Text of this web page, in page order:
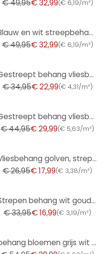
€ 49,95€ 32,99(€ 6,19/m²)
Blauw en wit streepbehang - Vliesbehang met opvallende strepen
€ 49,95€ 32,99(€ 6,19/m²)
Gestreept behang vliesbehang Novamur Yvi wit grijs
€ 34,95€ 22,99(€ 4,31/m²)
Gestreept behang vliesbehang Shades Iconic wit beige
€ 44,95€ 29,99(€ 5,63/m²)
Vliesbehang golven, strepen grafisch modern mat in wit groen blauw
€ 26,95€ 17,99(€ 3,38/m²)
Strepen behang wit goud - vliesbehang A.S. Création
€ 33,95€ 16,99(€ 3,19/m²)
behang bloemen grijs wit - vliesbehang country house A.S. Création - mat en licht structuur